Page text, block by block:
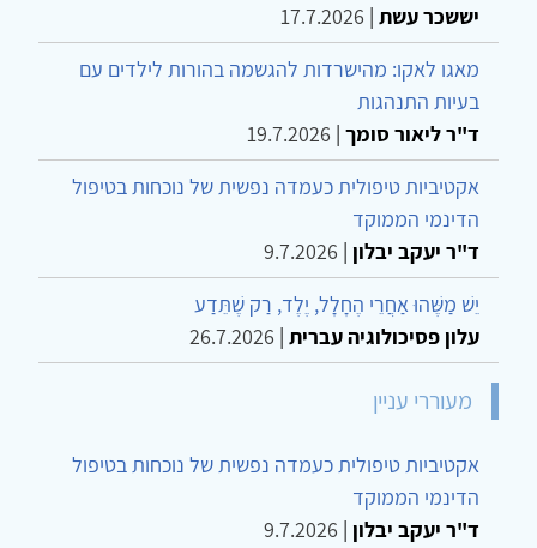
יששכר עשת |
17.7.2026
מאגו לאקו: מהישרדות להגשמה בהורות לילדים עם
בעיות התנהגות
ד"ר ליאור סומך |
19.7.2026
אקטיביות טיפולית כעמדה נפשית של נוכחות בטיפול
הדינמי הממוקד
ד"ר יעקב יבלון |
9.7.2026
יֵשׁ מַשֶּׁהוּ אַחֲרֵי הֶחָלָל, יֶלֶד, רַק שֶׁתֵּדַע
עלון פסיכולוגיה עברית |
26.7.2026
מעוררי עניין
אקטיביות טיפולית כעמדה נפשית של נוכחות בטיפול
הדינמי הממוקד
ד"ר יעקב יבלון |
9.7.2026